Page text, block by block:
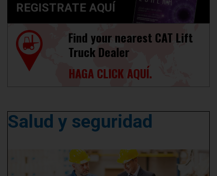
REGISTRATE AQUÍ
Find your nearest CAT Lift
Truck Dealer
HAGA CLICK AQUÍ.
Salud y seguridad